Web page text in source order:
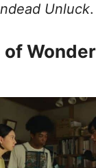
Unluck.
of